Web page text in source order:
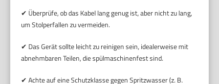
✔ Überprüfe, ob das Kabel lang genug ist, aber nicht zu lang,
um Stolperfallen zu vermeiden.
✔ Das Gerät sollte leicht zu reinigen sein, idealerweise mit
abnehmbaren Teilen, die spülmaschinenfest sind.
✔ Achte auf eine Schutzklasse gegen Spritzwasser (z. B.